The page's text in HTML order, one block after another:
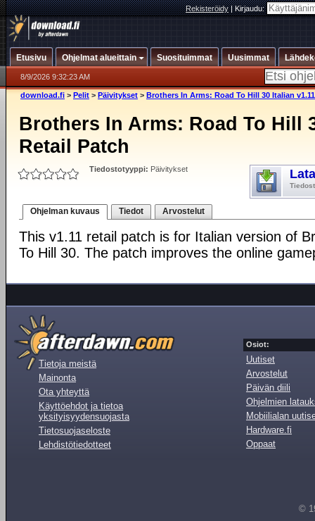
Rekisteröidy|Kirjaudu:
Etusivu Ohjelmat alueittain Suosituimmat Uusimmat
8/9/2026 9:32:23 AM
download.fi > Pelit > Päivitykset > Brothers In Arms: Road To Hill 30 Italian
Brothers In Arms: Road To Hill
Retail Patch
Tiedostotyyppi: Päivitykset
Ohjelman kuvaus Tiedot Arvostelut
This v1.11 retail patch is for Italian version of
To Hill 30. The patch improves the online
Tietoja meistä
Mainonta
Ota yhteyttä
Käyttöehdot ja tietoa
yksityisyydensuojasta
Tietosuojaseloste
Lehdistötiedotteet
Osiot:
Uutiset
Arvostelut
Päivän diili
Ohjelmien
Mobiilialan
Hardware.fi
Oppaat
©